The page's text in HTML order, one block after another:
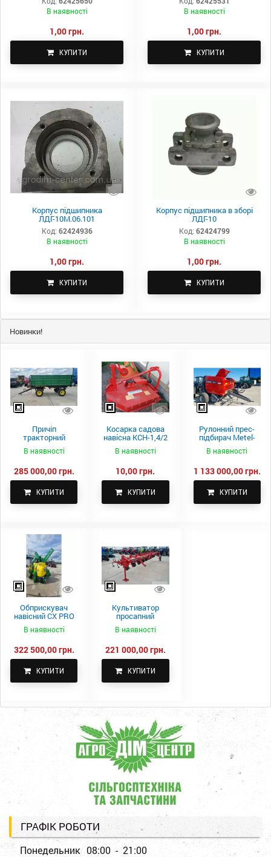
В наявності
1,00 грн.
КУПИТИ
В наявності
1,00 грн.
КУПИТИ
Корпус підшипника
ЛДГ-10М.06.101
Код: 62424936
В наявності
1,00 грн.
КУПИТИ
Корпус підшипника в зборі
ЛДГ-10
Код: 62424799
В наявності
1,00 грн.
КУПИТИ
Новинки!
Причіп
тракторний
самоскидний
Spike 2 ПТС-4
В наявності
285 000,00 грн.
КУПИТИ
Косарка садова
навісна КСН-1,4/2
В наявності
10,00 грн.
КУПИТИ
Рулонний прес-
підбирач Metel-
Fach Z 587
В наявності
1 133 000,00 грн.
КУПИТИ
Обприскувач
навісний CX PRO
В наявності
322 500,00 грн.
КУПИТИ
Культиватор
просапний
КПН-5,6-05
В наявності
221 000,00 грн.
КУПИТИ
ГРАФІК РОБОТИ
Понедельник 08:00 - 21:00